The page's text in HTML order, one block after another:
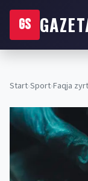
GS
Start›Sport›Faqja